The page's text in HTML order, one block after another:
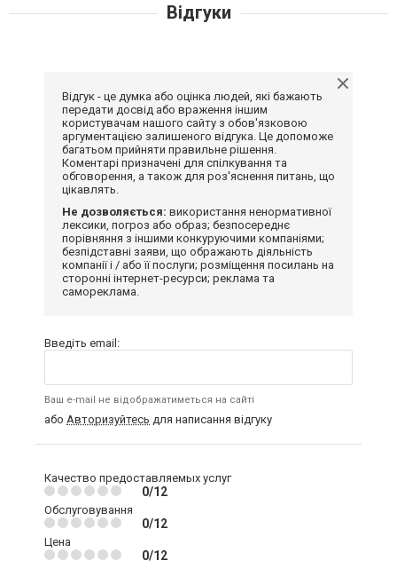
Відгуки
Відгук - це думка або оцінка людей, які бажають
передати досвід або враження іншим
користувачам нашого сайту з обов'язковою
аргументацією залишеного відгука. Це допоможе
багатьом прийняти правильне рішення.
Коментарі призначені для спілкування та
обговорення, а також для роз'яснення питань, що
цікавлять.
Не дозволяється: використання ненормативної
лексики, погроз або образ; безпосереднє
порівняння з іншими конкуруючими компаніями;
безпідставні заяви, що ображають діяльність
компанії і / або її послуги; розміщення посилань на
сторонні інтернет-ресурси; реклама та
самореклама.
Введіть email:
Ваш e-mail не відображатиметься на сайті
або Авторизуйтесь для написання відгуку
Качество предоставляемых услуг
0/12
Обслуговування
0/12
Цена
0/12